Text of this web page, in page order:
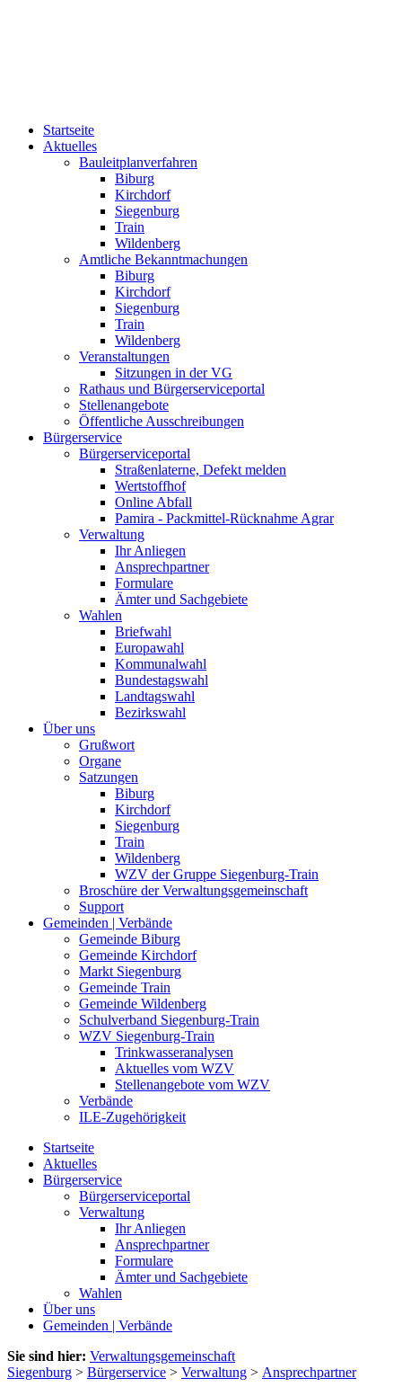
Startseite
Aktuelles
Bauleitplanverfahren
Biburg
Kirchdorf
Siegenburg
Train
Wildenberg
Amtliche Bekanntmachungen
Biburg
Kirchdorf
Siegenburg
Train
Wildenberg
Veranstaltungen
Sitzungen in der VG
Rathaus und Bürgerserviceportal
Stellenangebote
Öffentliche Ausschreibungen
Bürgerservice
Bürgerserviceportal
Straßenlaterne, Defekt melden
Wertstoffhof
Online Abfall
Pamira - Packmittel-Rücknahme Agrar
Verwaltung
Ihr Anliegen
Ansprechpartner
Formulare
Ämter und Sachgebiete
Wahlen
Briefwahl
Europawahl
Kommunalwahl
Bundestagswahl
Landtagswahl
Bezirkswahl
Über uns
Grußwort
Organe
Satzungen
Biburg
Kirchdorf
Siegenburg
Train
Wildenberg
WZV der Gruppe Siegenburg-Train
Broschüre der Verwaltungsgemeinschaft
Support
Gemeinden | Verbände
Gemeinde Biburg
Gemeinde Kirchdorf
Markt Siegenburg
Gemeinde Train
Gemeinde Wildenberg
Schulverband Siegenburg-Train
WZV Siegenburg-Train
Trinkwasseranalysen
Aktuelles vom WZV
Stellenangebote vom WZV
Verbände
ILE-Zugehörigkeit
Startseite
Aktuelles
Bürgerservice
Bürgerserviceportal
Verwaltung
Ihr Anliegen
Ansprechpartner
Formulare
Ämter und Sachgebiete
Wahlen
Über uns
Gemeinden | Verbände
Sie sind hier: Verwaltungsgemeinschaft
Siegenburg > Bürgerservice > Verwaltung > Ansprechpartner